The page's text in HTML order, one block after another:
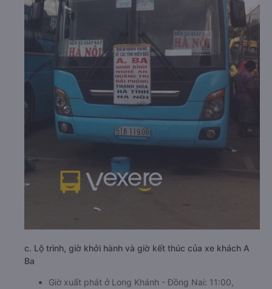
c. Lộ trình, giờ khởi hành và giờ kết thúc của xe khách A
Ba
Giờ xuất phát ở Long Khánh - Đồng Nai: 11:00,